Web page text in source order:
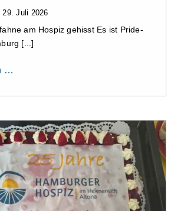
29. Juli 2026
am Hospiz gehisst Es ist Pride-
[...]
…